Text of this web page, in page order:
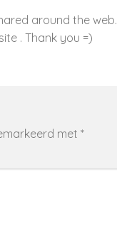
around the
. Thank you =)
met *